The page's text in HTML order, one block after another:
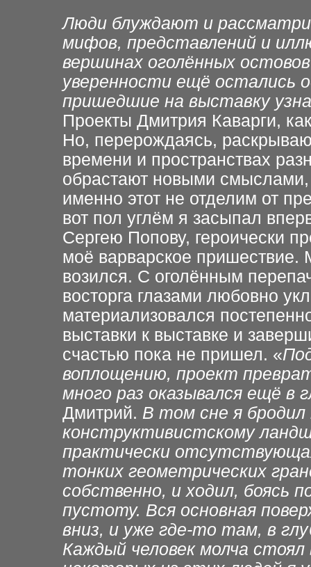
Люди блуждают и
мифов, представлений и
вершинах оголённых
уверенности ещё остались
пришедшие на выставку
Проекты Дмитрия Каварги,
Но, перерождаясь,
времени и пространствах
обрастают новыми
именно этот не отделим от
вот пол углём я засыпал
Сергею Попову, героически
моё варварское пришествие.
возился. С оголённым
восторга глазами любовно
материализовался
выставки к выставке и
счастью пока не пришел. «
воплощению, проект
много раз оказывался ещё в
Дмитрий. В том сне я бродил
конструктивистскому
практически
тонких геометрических
собственно, и ходил, боясь
пустоту. Вся основная
вниз, и уже где-то там, в
Каждый человек молча стоял